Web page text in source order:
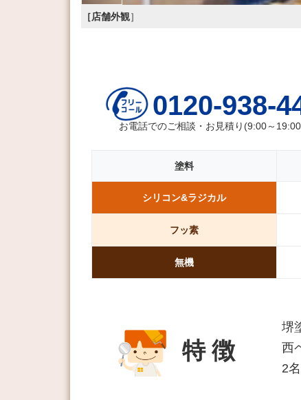
［店舗外観］
0120-938-
お電話でのご相談・お見積り(9:00～
塗料
シリコン&ラジカル
フッ素
無機
特 徴
堺
西
2